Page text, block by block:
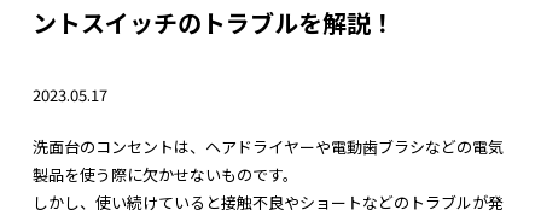
ントスイッチのトラブルを解説！
2023.05.17
洗面台のコンセントは、ヘアドライヤーや電動歯ブラシなどの電気
製品を使う際に欠かせないものです。
しかし、使い続けていると接触不良やショートなどのトラブルが発